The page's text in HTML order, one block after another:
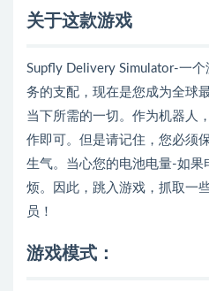
关于这款游戏
Supfly Delivery Simulator-一
务的支配，现在是您成为全球
当下所需的一切。作为机器人
作即可。但是请记住，您必须
生气。当心您的电池电量-如果
烦。因此，跳入游戏，抓取一
员！
游戏模式：